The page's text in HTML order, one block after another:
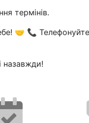
термінів.
🤝 📞
назавжди!